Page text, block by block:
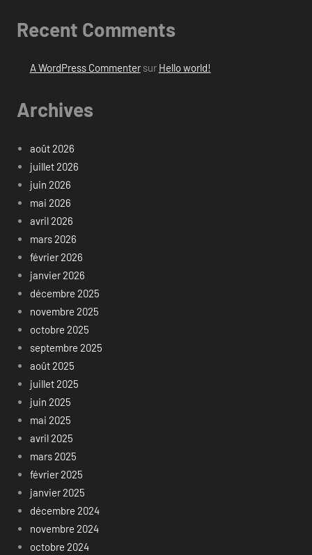
Recent Comments
A WordPress Commentersur Hello world!
Archives
août 2026
juillet 2026
juin 2026
mai 2026
avril 2026
mars 2026
février 2026
janvier 2026
décembre 2025
novembre 2025
octobre 2025
septembre 2025
août 2025
juillet 2025
juin 2025
mai 2025
avril 2025
mars 2025
février 2025
janvier 2025
décembre 2024
novembre 2024
octobre 2024